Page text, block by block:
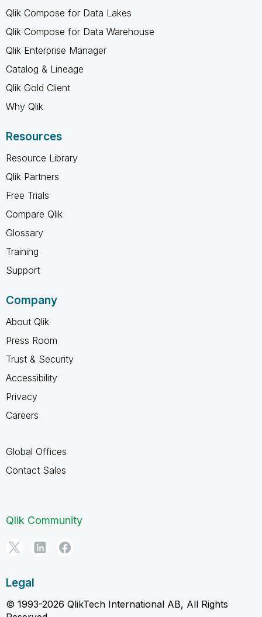
Qlik Compose for Data Lakes
Qlik Compose for Data Warehouse
Qlik Enterprise Manager
Catalog & Lineage
Qlik Gold Client
Why Qlik
Resources
Resource Library
Qlik Partners
Free Trials
Compare Qlik
Glossary
Training
Support
Company
About Qlik
Press Room
Trust & Security
Accessibility
Privacy
Careers
Global Offices
Contact Sales
Qlik Community
Legal
© 1993-2026 QlikTech International AB, All Rights